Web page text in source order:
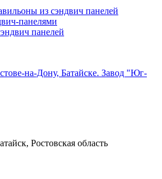
из сэндвич панелей
панелями
панелей
Ростовская область